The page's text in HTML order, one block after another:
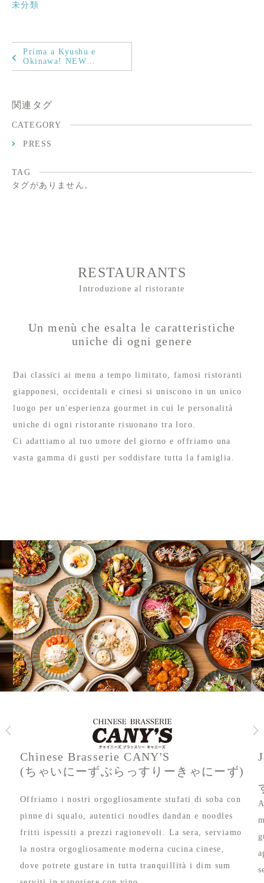
未分類
Prima a Kyushu e
Okinawa! NEW…
関連タグ
CATEGORY
PRESS
TAG
タグがありません。
RESTAURANTS
Introduzione al ristorante
Un menù che esalta le caratteristiche
uniche di ogni genere
Dai classici ai menu a tempo limitato, famosi ristoranti
giapponesi, occidentali e cinesi si uniscono in un unico
luogo per un'esperienza gourmet in cui le personalità
uniche di ogni ristorante risuonano tra loro.
Ci adattiamo al tuo umore del giorno e offriamo una
vasta gamma di gusti per soddisfare tutta la famiglia.
Chinese Brasserie CANY'S
(ちゃいにーずぶらっすりーきゃにーず)
Offriamo i nostri orgogliosamente stufati di soba con
pinne di squalo, autentici noodles dandan e noodles
fritti ispessiti a prezzi ragionevoli. La sera, serviamo
la nostra orgogliosamente moderna cucina cinese,
dove potrete gustare in tutta tranquillità i dim sum